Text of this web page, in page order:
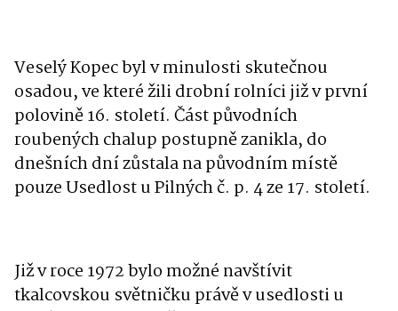
Veselý Kopec byl v minulosti skutečnou
osadou, ve které žili drobní rolníci již v první
polovině 16. století. Část původních
roubených chalup postupně zanikla, do
dnešních dní zůstala na původním místě
pouze Usedlost u Pilných č. p. 4 ze 17. století.
Již v roce 1972 bylo možné navštívit
tkalcovskou světničku právě v usedlosti u